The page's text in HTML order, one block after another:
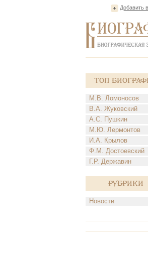
Добавить
Топ
М.В. Ломоносов
В.А. Жуковский
А.С. Пушкин
М.Ю. Лермонтов
И.А. Крылов
Ф.М. Достоевский
Г.Р. Державин
Рубрики
Новости